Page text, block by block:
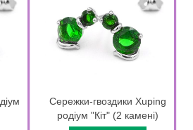
Сережки-гвоздики Xuping
родіум "Кіт" (2 камені)